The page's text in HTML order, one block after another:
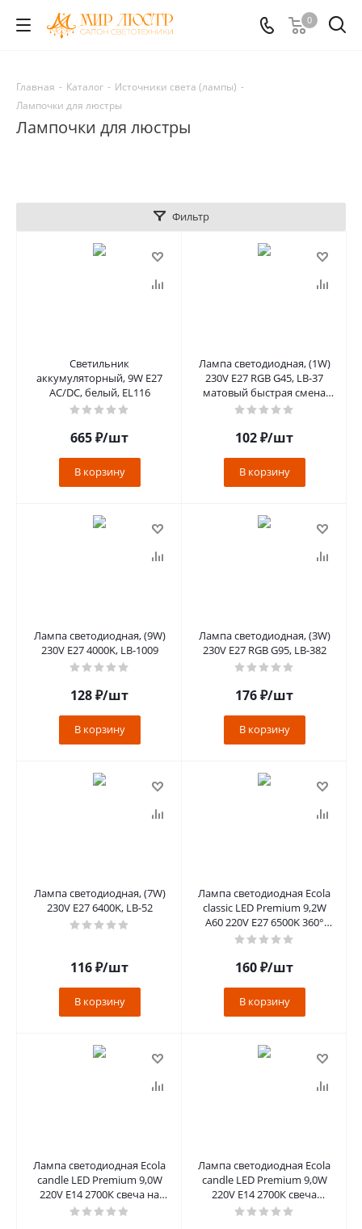
0
Главная - Каталог - Источники света (лампы) -
Лампочки для люстры
Лампочки для люстры
Фильтр
Светильник
аккумуляторный, 9W Е27
AC/DC, белый, EL116
665₽/шт
В корзину
Лампа светодиодная, (1W)
230V E27 RGB G45, LB-37
матовый быстрая смена
цвета
102₽/шт
В корзину
Лампа светодиодная, (9W)
230V E27 4000K, LB-1009
128₽/шт
В корзину
Лампа светодиодная, (3W)
230V E27 RGB G95, LB-382
176₽/шт
В корзину
Лампа светодиодная, (7W)
230V E27 6400K, LB-52
116₽/шт
В корзину
Лампа светодиодная Ecola
classic LED Premium 9,2W
A60 220V E27 6500K 360°
(композит) 106x60 [K7S
160₽/шт
В корзину
Лампа светодиодная Ecola
candle LED Premium 9,0W
220V Е14 2700К свеча на
ветру (композит)129x37
Лампа светодиодная Ecola
candle LED Premium 9,0W
220V Е14 2700К свеча
(композит)100x37